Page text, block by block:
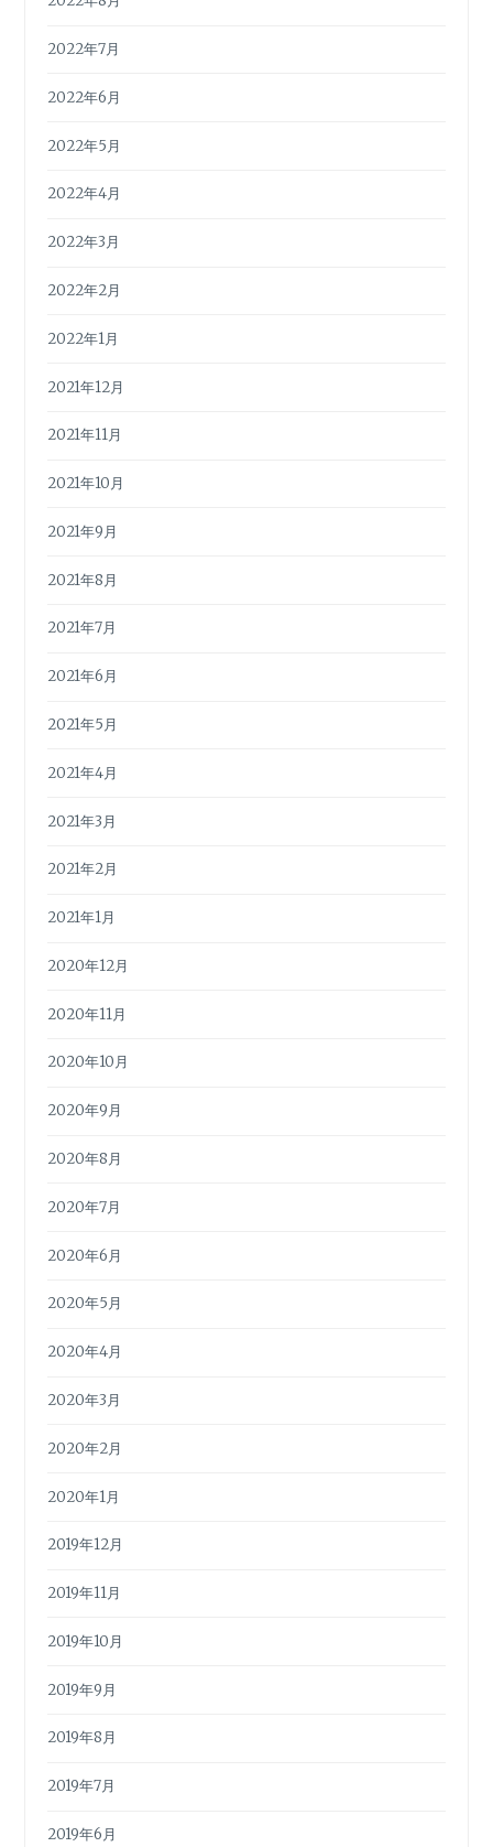
2022年7月
2022年6月
2022年5月
2022年4月
2022年3月
2022年2月
2022年1月
2021年12月
2021年11月
2021年10月
2021年9月
2021年8月
2021年7月
2021年6月
2021年5月
2021年4月
2021年3月
2021年2月
2021年1月
2020年12月
2020年11月
2020年10月
2020年9月
2020年8月
2020年7月
2020年6月
2020年5月
2020年4月
2020年3月
2020年2月
2020年1月
2019年12月
2019年11月
2019年10月
2019年9月
2019年8月
2019年7月
2019年6月